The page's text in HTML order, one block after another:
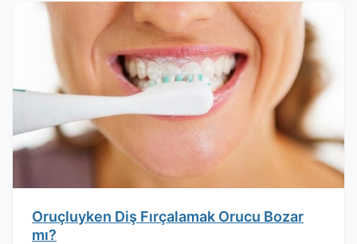
Oruçluyken Diş Fırçalamak Orucu Bozar
mı?